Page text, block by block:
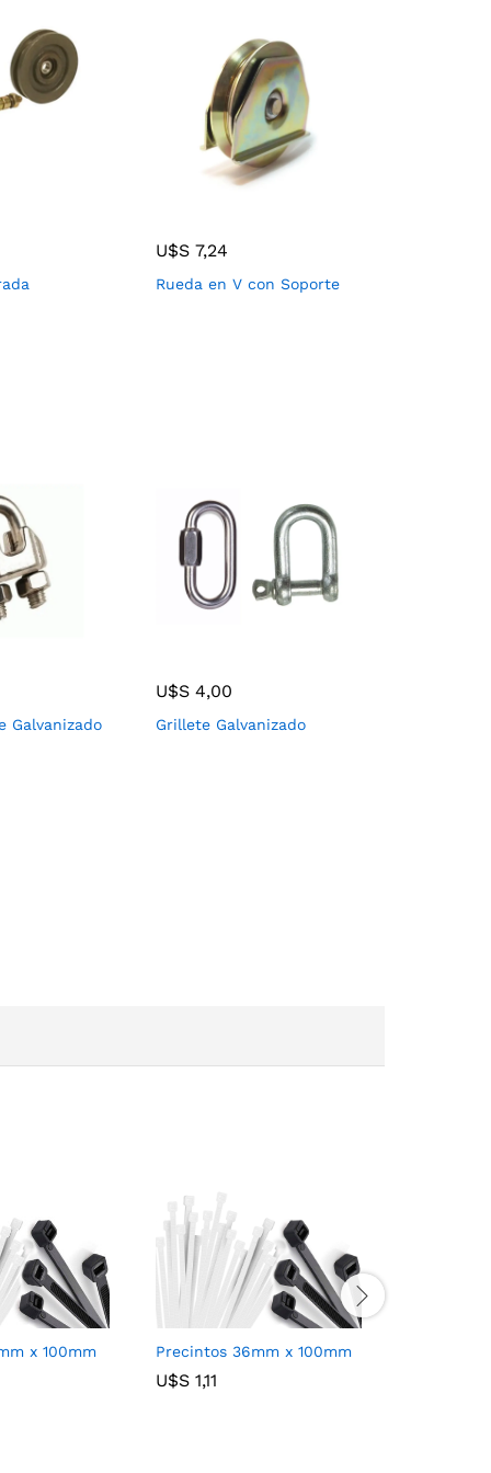
U$S 7,24
Rueda en V con Soporte
Galvanizado
U$S 4,00
Grillete Galvanizado
x 100mm Precintos 36mm x 100mm
U$S 1,11
U$S 1,11